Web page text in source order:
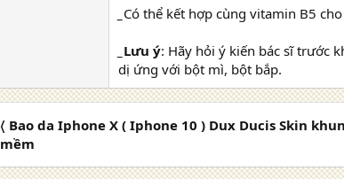
Có thể kết hợp cùng vitamin B5
Lưu ý: Hãy hỏi ý kiến bác sĩ trước
dị ứng với bột mì, bột bắp.
〈 Bao da Iphone X ( Iphone 10 ) Dux Ducis Skin
mềm